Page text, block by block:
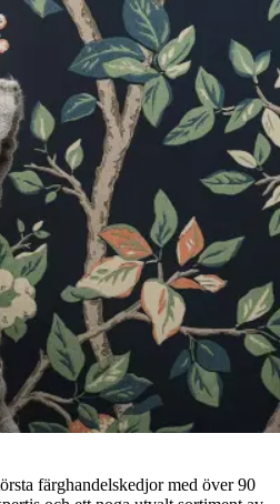
färghandelskedjor med över 90